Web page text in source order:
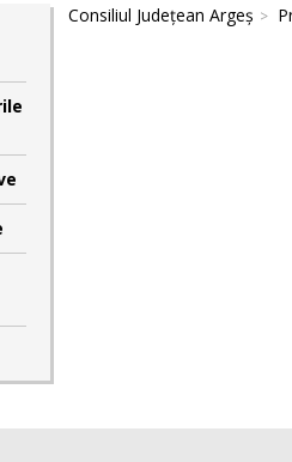
Consiliul Județean Argeș